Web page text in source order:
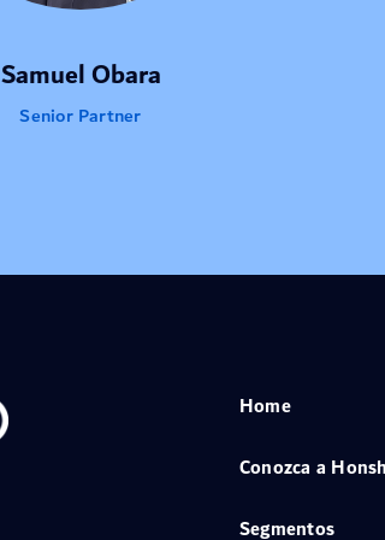
Samuel Obara
Senior Partner
Home
Conozca a
Segmentos